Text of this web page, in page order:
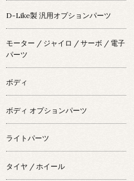
D-Like製 汎用オプションパーツ
モーター / ジャイロ / サーボ / 電子
パーツ
ボディ
ボディ オプションパーツ
ライトパーツ
タイヤ / ホイール